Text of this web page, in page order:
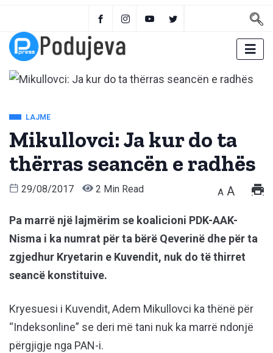
LAJME
Mikullovci: Ja kur do ta
thërras seancën e radhës
29/08/2017 2 Min Read A A
Pa marrë një lajmërim se koalicioni PDK-AAK-
Nisma i ka numrat për ta bërë Qeverinë dhe për ta
zgjedhur Kryetarin e Kuvendit, nuk do të thirret
seancë konstituive.
Kryesuesi i Kuvendit, Adem Mikullovci ka thënë për
“Indeksonline” se deri më tani nuk ka marrë ndonjë
përgjigje nga PAN-i.